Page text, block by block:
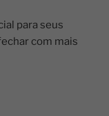
para seus
com mais